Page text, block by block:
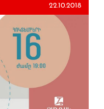
22.10.2018